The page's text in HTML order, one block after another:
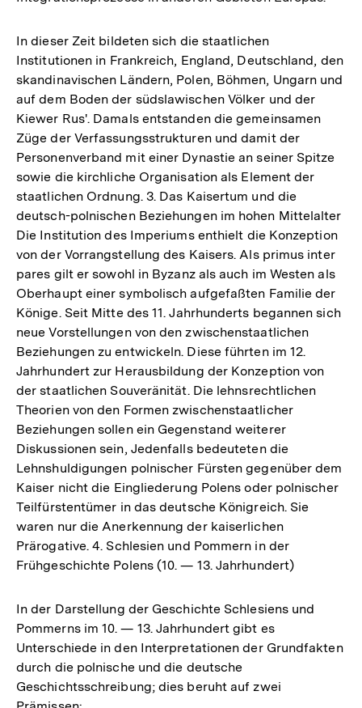
In dieser Zeit bildeten sich die staatlichen
Institutionen in Frankreich, England, Deutschland, den
skandinavischen Ländern, Polen, Böhmen, Ungarn und
auf dem Boden der südslawischen Völker und der
Kiewer Rus'. Damals entstanden die gemeinsamen
Züge der Verfassungsstrukturen und damit der
Personenverband mit einer Dynastie an seiner Spitze
sowie die kirchliche Organisation als Element der
staatlichen Ordnung. 3. Das Kaisertum und die
deutsch-polnischen Beziehungen im hohen Mittelalter
Die Institution des Imperiums enthielt die Konzeption
von der Vorrangstellung des Kaisers. Als primus inter
pares gilt er sowohl in Byzanz als auch im Westen als
Oberhaupt einer symbolisch aufgefaßten Familie der
Könige. Seit Mitte des 11. Jahrhunderts begannen sich
neue Vorstellungen von den zwischenstaatlichen
Beziehungen zu entwickeln. Diese führten im 12.
Jahrhundert zur Herausbildung der Konzeption von
der staatlichen Souveränität. Die lehnsrechtlichen
Theorien von den Formen zwischenstaatlicher
Beziehungen sollen ein Gegenstand weiterer
Diskussionen sein, Jedenfalls bedeuteten die
Lehnshuldigungen polnischer Fürsten gegenüber dem
Kaiser nicht die Eingliederung Polens oder polnischer
Teilfürstentümer in das deutsche Königreich. Sie
waren nur die Anerkennung der kaiserlichen
Prärogative. 4. Schlesien und Pommern in der
Frühgeschichte Polens (10. — 13. Jahrhundert)
In der Darstellung der Geschichte Schlesiens und
Pommerns im 10. — 13. Jahrhundert gibt es
Unterschiede in den Interpretationen der Grundfakten
durch die polnische und die deutsche
Geschichtsschreibung; dies beruht auf zwei